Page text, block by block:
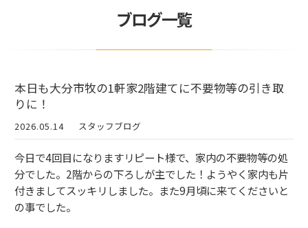
ブログ一覧
本日も大分市牧の1軒家2階建てに不要物等の引き取
りに！
2026.05.14 スタッフブログ
今日で4回目になりますリピート様で、家内の不要物等の処
分でした。2階からの下ろしが主でした！ようやく家内も片
付きましてスッキリしました。また9月頃に来てくださいと
の事でした。